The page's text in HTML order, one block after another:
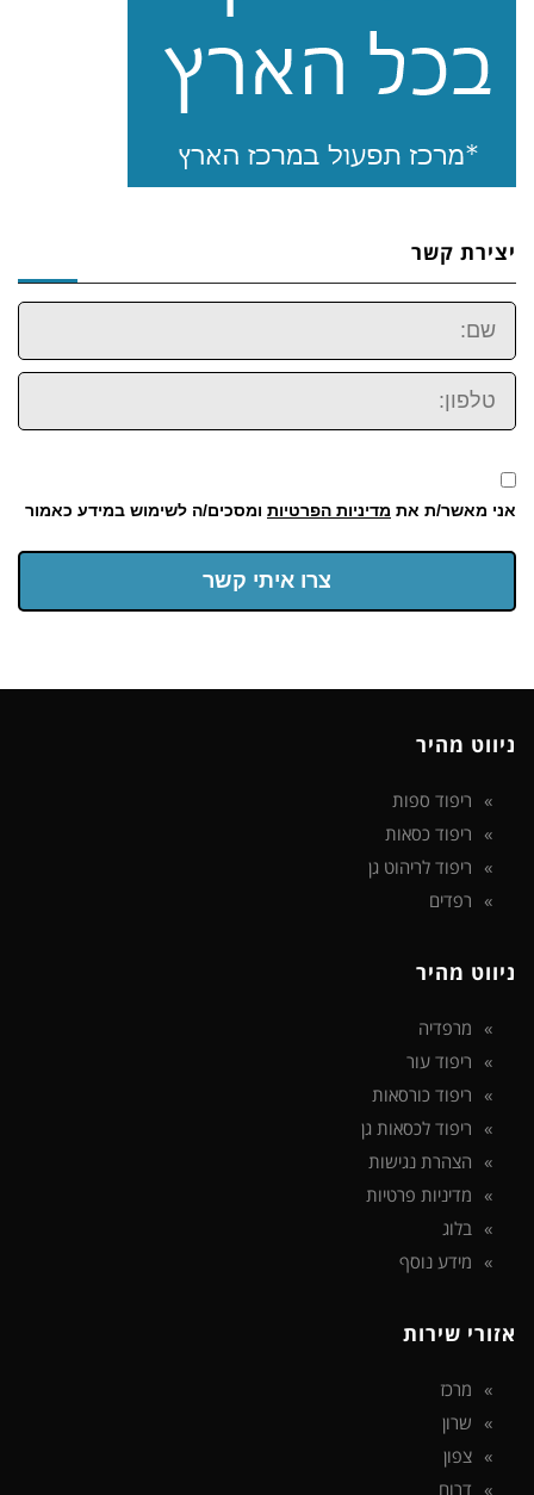
יצירת קשר
שם:
טלפון:
אני מאשר/ת את מדיניות הפרטיות ומסכים/ה לשימוש במידע כאמור
צרו איתי קשר
ניווט מהיר
ריפוד ספות
ריפוד כסאות
ריפוד לריהוט גן
רפדים
ניווט מהיר
מרפדיה
ריפוד עור
ריפוד כורסאות
ריפוד לכסאות גן
הצהרת נגישות
מדיניות פרטיות
בלוג
מידע נוסף
אזורי שירות
מרכז
שרון
צפון
דרום